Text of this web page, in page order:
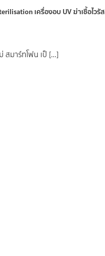
เครื่องอบ UV ฆ่าเชื้อไวรัส
สมาร์ทโฟน เป็ […]